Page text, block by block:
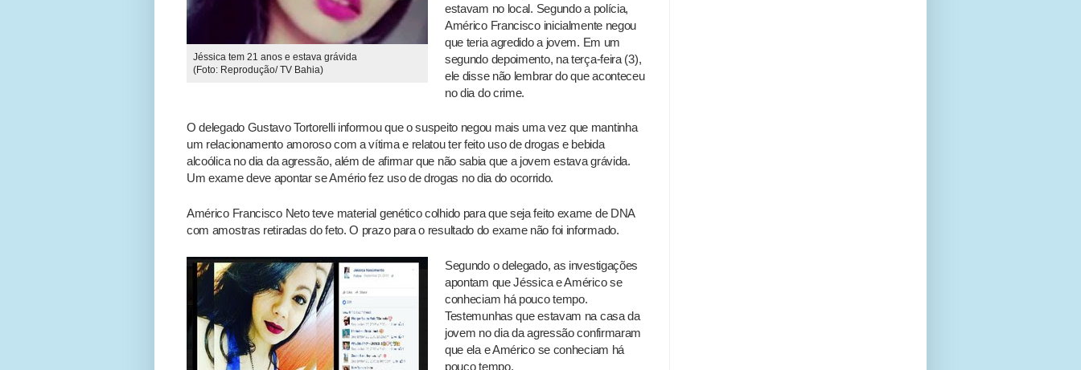
Jéssica tem 21 anos e estava grávida
(Foto: Reprodução/ TV Bahia)
estavam no local. Segundo a polícia,
Américo Francisco inicialmente negou
que teria agredido a jovem. Em um
segundo depoimento, na terça-feira (3),
ele disse não lembrar do que aconteceu
no dia do crime.
O delegado Gustavo Tortorelli informou que o suspeito negou mais uma vez que mantinha
um relacionamento amoroso com a vítima e relatou ter feito uso de drogas e bebida
alcoólica no dia da agressão, além de afirmar que não sabia que a jovem estava grávida.
Um exame deve apontar se Amério fez uso de drogas no dia do ocorrido.
Américo Francisco Neto teve material genético colhido para que seja feito exame de DNA
com amostras retiradas do feto. O prazo para o resultado do exame não foi informado.
Segundo o delegado, as investigações
apontam que Jéssica e Américo se
conheciam há pouco tempo.
Testemunhas que estavam na casa da
jovem no dia da agressão confirmaram
que ela e Américo se conheciam há
pouco tempo.